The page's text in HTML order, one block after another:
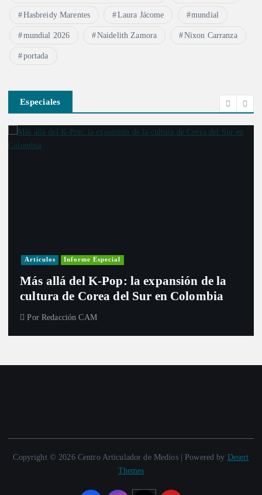
Hasbreidy Marentes Laura Jácome mundial
mundial 2026 Naidelith Zamora Nixon Carranza
portada
Especiales
Artículos Informe Especial
Más allá del K-Pop: la expansión de la
cultura de Corea del Sur en Colombia
Por Redacción CAM
Copyright © 2026 Centro Articulador de Medios | Powered by Desert
Themes